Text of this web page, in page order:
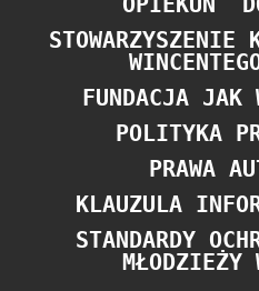
STOWARZYSZENIE
FUNDACJA JAK
POLITYKA
PRAWA
KLAUZULA
STANDARDY